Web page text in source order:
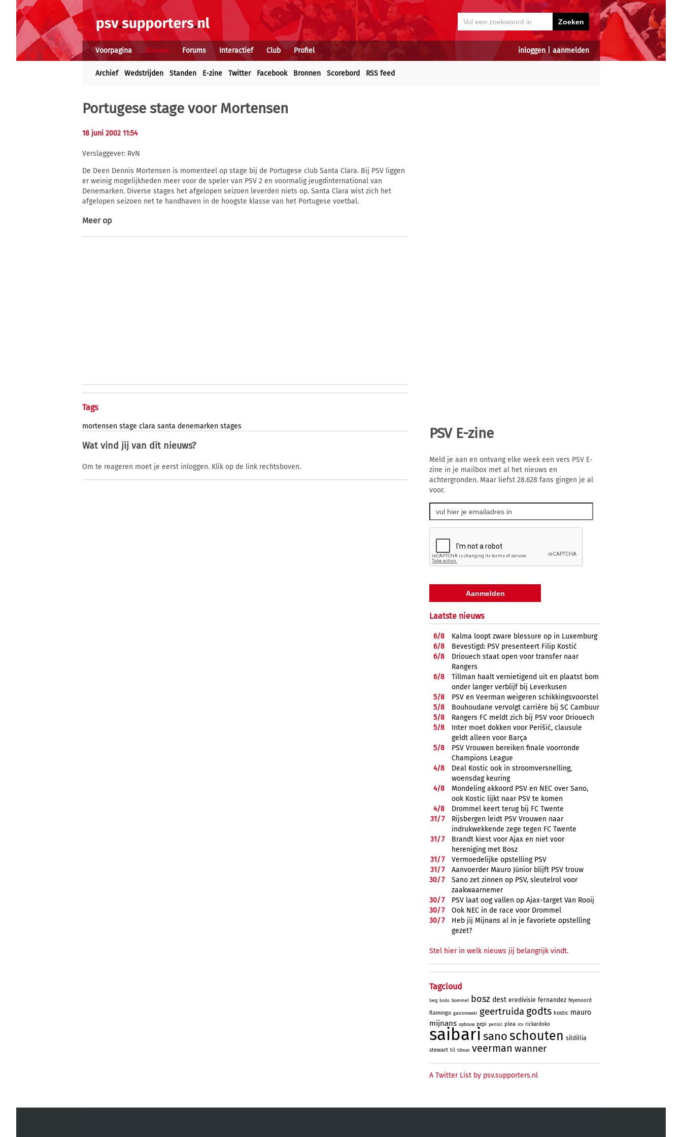
inloggen| aanmelden
Voorpagina Nieuws Forums Interactief Club Profiel
Archief Wedstrijden Standen E-zine Twitter Facebook Bronnen Scorebord RSS feed
Portugese stage voor Mortensen
18 juni 2002 11:54
Verslaggever: RvN
De Deen Dennis Mortensen is momenteel op stage bij de Portugese club Santa Clara. Bij PSV liggen
er weinig mogelijkheden meer voor de speler van PSV 2 en voormalig jeugdinternational van
Denemarken. Diverse stages het afgelopen seizoen leverden niets op. Santa Clara wist zich het
afgelopen seizoen net te handhaven in de hoogste klasse van het Portugese voetbal.
Meer op
Tags
mortensen stage clara santa denemarken stages
Wat vind jij van dit nieuws?
Om te reageren moet je eerst inloggen. Klik op de link rechtsboven.
PSV E-zine
Meld je aan en ontvang elke week een vers PSV E-
zine in je mailbox met al het nieuws en
achtergronden. Maar liefst 28.628 fans gingen je al
voor.
Laatste nieuws
6/8
Kalma loopt zware blessure op in Luxemburg
6/8
Bevestigd: PSV presenteert Filip Kostić
6/8
Driouech staat open voor transfer naar
Rangers
6/8
Tillman haalt vernietigend uit en plaatst bom
onder langer verblijf bij Leverkusen
5/8
PSV en Veerman weigeren schikkingsvoorstel
5/8
Bouhoudane vervolgt carrière bij SC Cambuur
5/8
Rangers FC meldt zich bij PSV voor Driouech
5/8
Inter moet dokken voor Perišić, clausule
geldt alleen voor Barça
5/8
PSV Vrouwen bereiken finale voorronde
Champions League
4/8
Deal Kostic ook in stroomversnelling,
woensdag keuring
4/8
Mondeling akkoord PSV en NEC over Sano,
ook Kostic lijkt naar PSV te komen
4/8
Drommel keert terug bij FC Twente
31/7
Rijsbergen leidt PSV Vrouwen naar
indrukwekkende zege tegen FC Twente
31/7
Brandt kiest voor Ajax en niet voor
hereniging met Bosz
31/7
Vermoedelijke opstelling PSV
31/7
Aanvoerder Mauro Júnior blijft PSV trouw
30/7
Sano zet zinnen op PSV, sleutelrol voor
zaakwaarnemer
30/7
PSV laat oog vallen op Ajax-target Van Rooij
30/7
Ook NEC in de race voor Drommel
30/7
Heb jij Mijnans al in je favoriete opstelling
gezet?
Stel hier in welk nieuws jij belangrijk vindt.
Tagcloud
berg bodo bommel bosz dest eredivisie fernandez feyenoord
flamingo gasiorowski geertruida godts kostic mauro
mijnans opbouw pepi perisic plea rcv rickardoko
saibari sanoschouten sildillia
stewart til tillman veerman wanner
A Twitter List by psv.supporters.nl